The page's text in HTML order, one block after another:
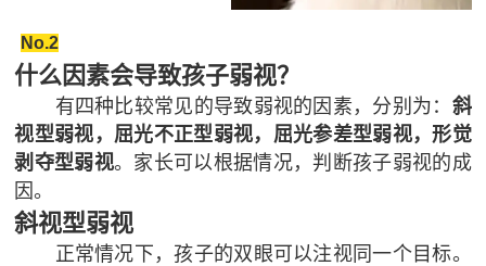
No.2
什么因素会导致孩子弱视？
有四种比较常见的导致弱视的因素，分别为： 斜
视型弱视，屈光不正型弱视，屈光参差型弱视，形觉
剥夺型弱视。家长可以根据情况，判断孩子弱视的成
因。
斜视型弱视
正常情况下，孩子的双眼可以注视同一个目标。